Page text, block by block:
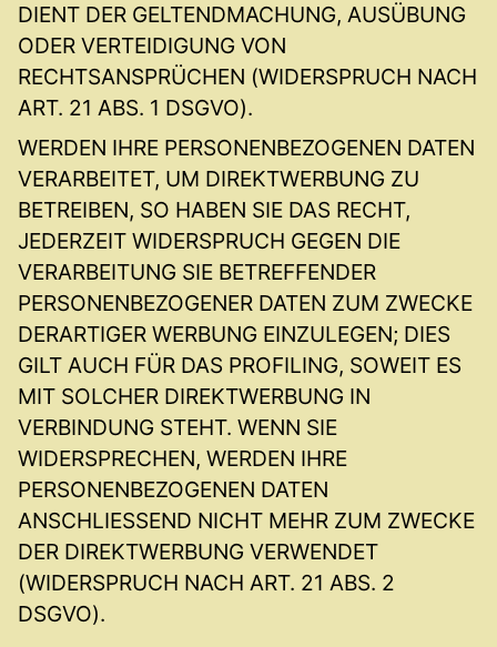
DIENT DER GELTENDMACHUNG, AUSÜBUNG
ODER VERTEIDIGUNG VON
RECHTSANSPRÜCHEN (WIDERSPRUCH NACH
ART. 21 ABS. 1 DSGVO).
WERDEN IHRE PERSONENBEZOGENEN DATEN
VERARBEITET, UM DIREKTWERBUNG ZU
BETREIBEN, SO HABEN SIE DAS RECHT,
JEDERZEIT WIDERSPRUCH GEGEN DIE
VERARBEITUNG SIE BETREFFENDER
PERSONENBEZOGENER DATEN ZUM ZWECKE
DERARTIGER WERBUNG EINZULEGEN; DIES
GILT AUCH FÜR DAS PROFILING, SOWEIT ES
MIT SOLCHER DIREKTWERBUNG IN
VERBINDUNG STEHT. WENN SIE
WIDERSPRECHEN, WERDEN IHRE
PERSONENBEZOGENEN DATEN
ANSCHLIESSEND NICHT MEHR ZUM ZWECKE
DER DIREKTWERBUNG VERWENDET
(WIDERSPRUCH NACH ART. 21 ABS. 2
DSGVO).